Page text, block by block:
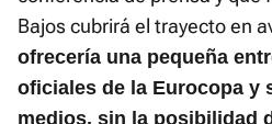
Bajos cubrirá el trayecto en
ofrecería una pequeña
oficiales de la Eurocopa y
medios, sin la posibilidad